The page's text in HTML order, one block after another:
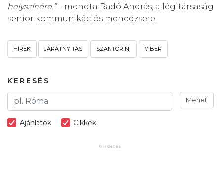
helyszínére.”– mondta Radó András, a légitársaság
senior kommunikációs menedzsere.
HÍREK JÁRATNYITÁS SZANTORINI VIBER
KERESÉS
Mehet
Ajánlatok Cikkek